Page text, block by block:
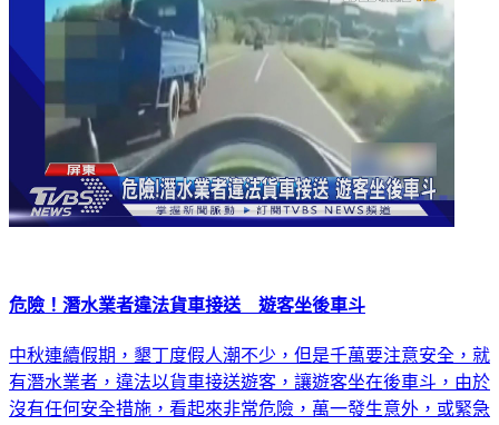
危險！潛水業者違法貨車接送 遊客坐後車斗
中秋連續假期，墾丁度假人潮不少，但是千萬要注意安全，就
有潛水業者，違法以貨車接送遊客，讓遊客坐在後車斗，由於
沒有任何安全措施，看起來非常危險，萬一發生意外，或緊急